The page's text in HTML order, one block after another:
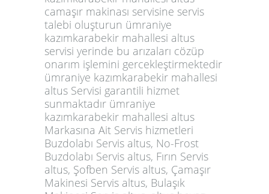
camaşır makinası servisine servis
talebi oluşturun ümraniye
kazımkarabekir mahallesi altus
servisi yerinde bu arızaları cözüp
onarım işlemini gercekleştirmektedir
ümraniye kazımkarabekir mahallesi
altus Servisi garantili hizmet
sunmaktadır ümraniye
kazımkarabekir mahallesi altus
Markasına Ait Servis hizmetleri
Buzdolabı Servis altus, No-Frost
Buzdolabı Servis altus, Fırın Servis
altus, Şofben Servis altus, Çamaşır
Makinesi Servis altus, Bulaşık